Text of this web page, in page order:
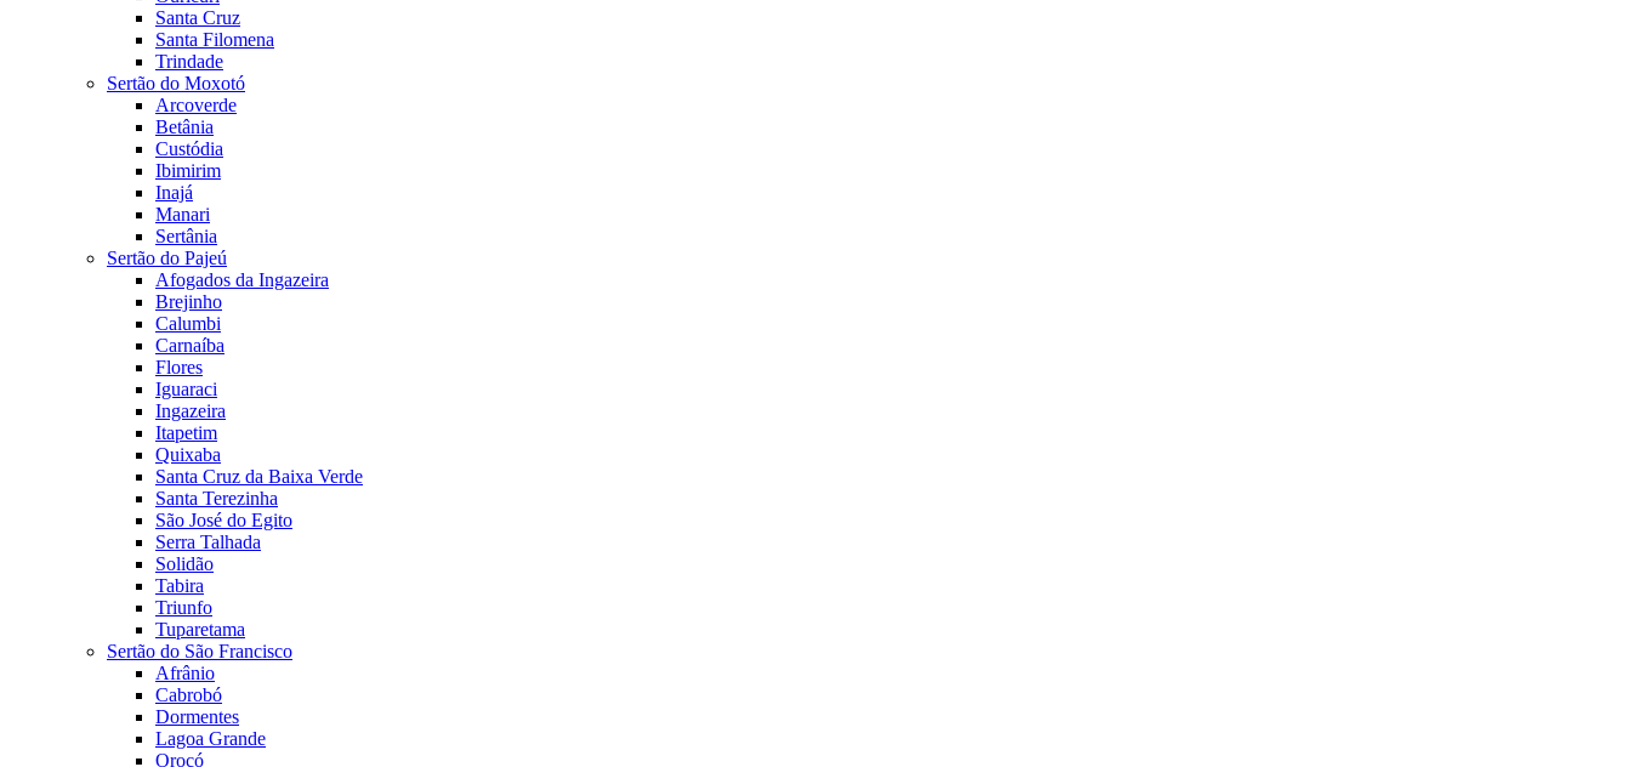
Santa Cruz
Santa Filomena
Trindade
Sertão do Moxotó
Arcoverde
Betânia
Custódia
Ibimirim
Inajá
Manari
Sertânia
Sertão do Pajeú
Afogados da Ingazeira
Brejinho
Calumbi
Carnaíba
Flores
Iguaraci
Ingazeira
Itapetim
Quixaba
Santa Cruz da Baixa Verde
Santa Terezinha
São José do Egito
Serra Talhada
Solidão
Tabira
Triunfo
Tuparetama
Sertão do São Francisco
Afrânio
Cabrobó
Dormentes
Lagoa Grande
Orocó